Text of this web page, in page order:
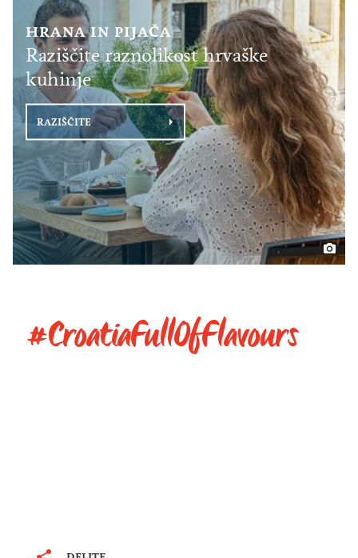
HRANA IN PIJAČA
Raziščite raznolikost hrvaške
kuhinje
RAZIŠČITE
#CroatiaFullOfFlavours